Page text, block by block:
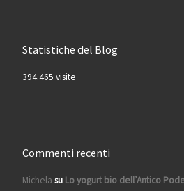
Statistiche del Blog
394.465 visite
Commenti recenti
Michela su Lo yogurt bio dell’Antico